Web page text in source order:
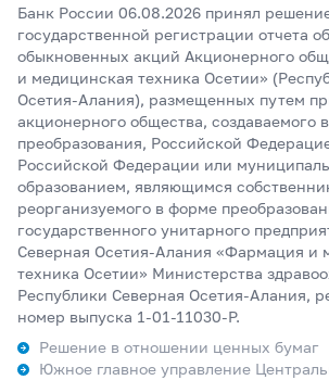
Банк России 06.08.2026 принял
государственной регистрации отчета
обыкновенных акций Акционерного
и медицинская техника Осетии»
Осетия-Алания), размещенных путем
акционерного общества, создаваемого
преобразования, Российской
Российской Федерации или
образованием, являющимся
реорганизуемого в форме
государственного унитарного
Северная Осетия-Алания «Фармация и
техника Осетии» Министерства
Республики Северная Осетия-Алания,
номер выпуска 1-01-11030-Р.
Решение в отношении ценных бумаг
Южное главное управление